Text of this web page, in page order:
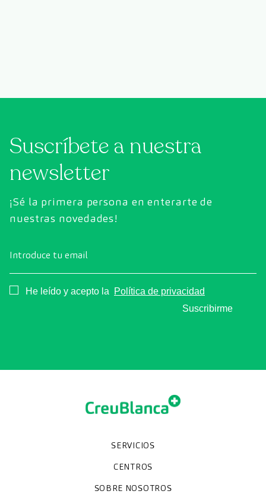
Suscríbete a nuestra
newsletter
¡Sé la primera persona en enterarte de
nuestras novedades!
Introduce tu email
Consentimiento
He leído y acepto la
Política de privacidad
Suscribirme
SERVICIOS
Especialidades
Diagnóstico por la imagen
Chequeos y revisiones médicas
Unidades especializadas
CENTROS
Clínica CreuBlanca
CreuBlanca Tarradellas
Diagnosis Médica
Hospital CreuBlanca Maresme
SOBRE NOSOTROS